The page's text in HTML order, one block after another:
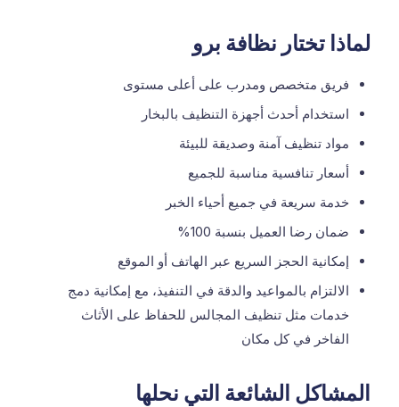
لماذا تختار نظافة برو
فريق متخصص ومدرب على أعلى مستوى
استخدام أحدث أجهزة التنظيف بالبخار
مواد تنظيف آمنة وصديقة للبيئة
أسعار تنافسية مناسبة للجميع
خدمة سريعة في جميع أحياء الخبر
ضمان رضا العميل بنسبة 100%
إمكانية الحجز السريع عبر الهاتف أو الموقع
الالتزام بالمواعيد والدقة في التنفيذ، مع إمكانية دمج
خدمات مثل تنظيف المجالس للحفاظ على الأثاث
الفاخر في كل مكان
المشاكل الشائعة التي نحلها